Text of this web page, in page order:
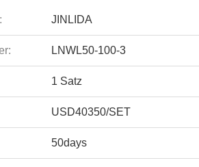
JINLIDA
LNWL50-100-3
1 Satz
USD40350/SET
50days